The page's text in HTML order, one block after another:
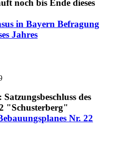
in Bayern Befragung
Jahres
Nr. 22